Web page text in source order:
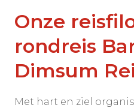
Onze
rondreis
Dimsum
Met hart en ziel